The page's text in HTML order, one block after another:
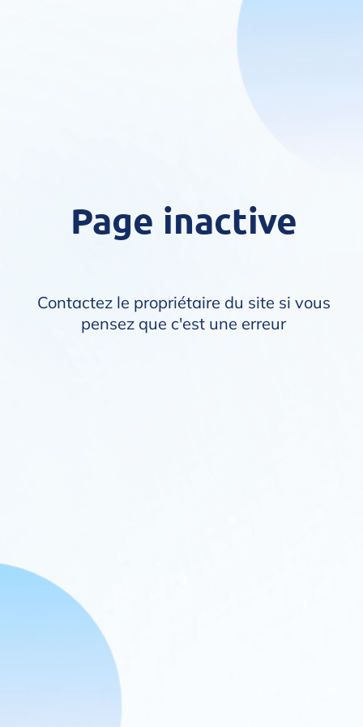
Page inactive
Contactez le propriétaire du site si vous
pensez que c'est une erreur